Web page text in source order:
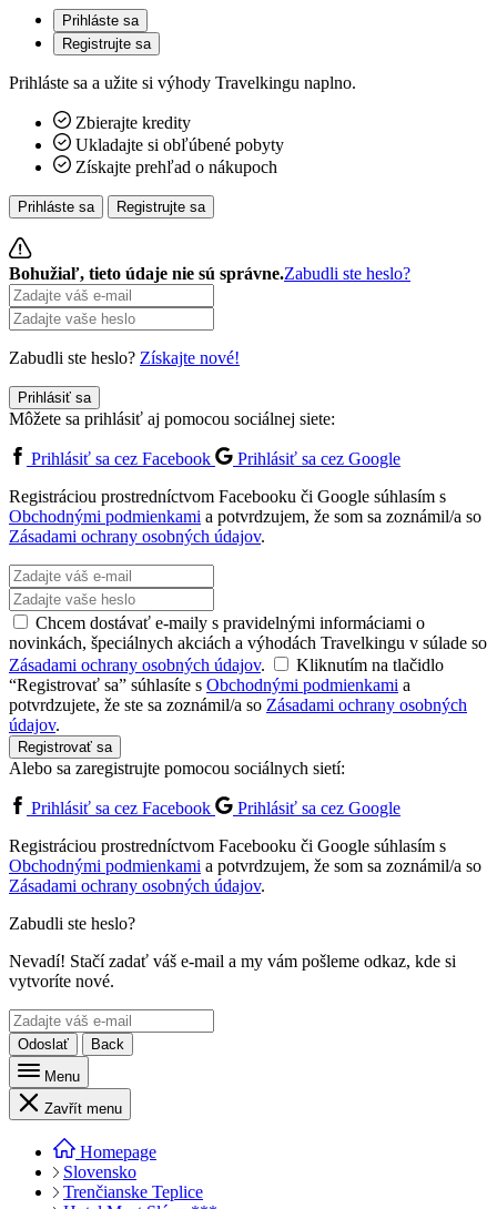
Prihláste sa
Registrujte sa
Prihláste sa a užite si výhody Travelkingu naplno.
Zbierajte kredity
Ukladajte si obľúbené pobyty
Získajte prehľad o nákupoch
Prihláste sa Registrujte sa
Bohužiaľ, tieto údaje nie sú správne.Zabudli ste heslo?
Zabudli ste heslo? Získajte nové!
Prihlásiť sa
Môžete sa prihlásiť aj pomocou sociálnej siete:
Prihlásiť sa cez Facebook
Prihlásiť sa cez Google
Registráciou prostredníctvom Facebooku či Google súhlasím s
Obchodnými podmienkami a potvrdzujem, že som sa zoznámil/a so
Zásadami ochrany osobných údajov.
Chcem dostávať e-maily s pravidelnými informáciami o
novinkách, špeciálnych akciách a výhodách Travelkingu v súlade so
Zásadami ochrany osobných údajov.
Kliknutím na tlačidlo
“Registrovať sa” súhlasíte s Obchodnými podmienkami a
potvrdzujete, že ste sa zoznámil/a so Zásadami ochrany osobných
údajov.
Registrovať sa
Alebo sa zaregistrujte pomocou sociálnych sietí:
Prihlásiť sa cez Facebook
Prihlásiť sa cez Google
Registráciou prostredníctvom Facebooku či Google súhlasím s
Obchodnými podmienkami a potvrdzujem, že som sa zoznámil/a so
Zásadami ochrany osobných údajov.
Zabudli ste heslo?
Nevadí! Stačí zadať váš e-mail a my vám pošleme odkaz, kde si
vytvoríte nové.
Odoslať
Back
Menu
Zavřít menu
Homepage
Slovensko
Trenčianske Teplice